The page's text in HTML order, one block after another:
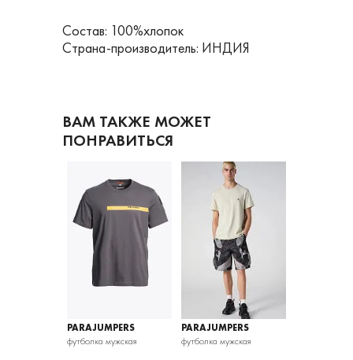
Состав: 100%хлопок
Страна-производитель: ИНДИЯ
ВАМ ТАКЖЕ МОЖЕТ
ПОНРАВИТЬСЯ
PARAJUMPERS
футболка мужская
PARAJUMPERS
футболка мужская